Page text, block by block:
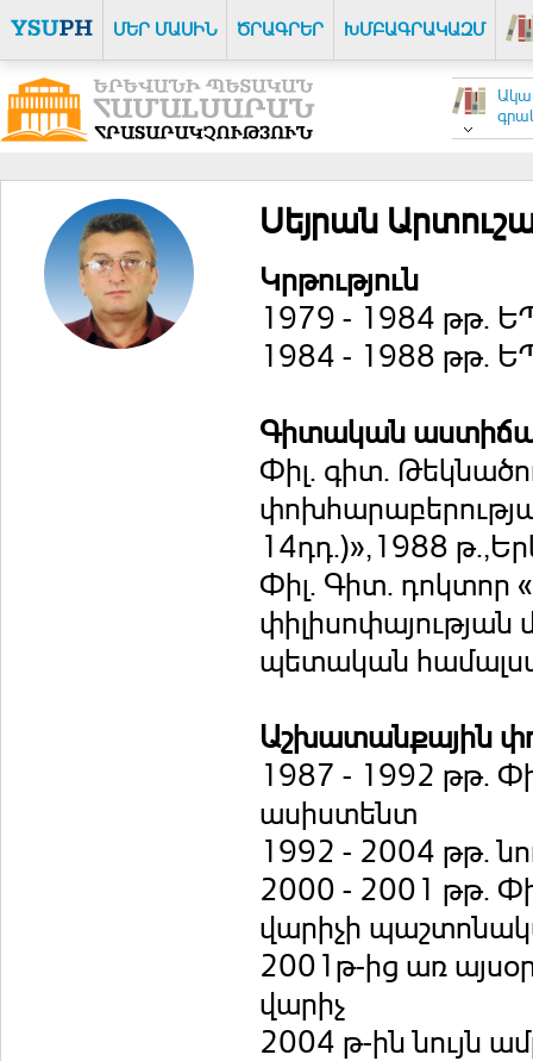
ՄԵՐ ՄԱՍԻՆ ԾՐԱԳՐԵՐ ԽՄԲԱԳՐԱԿԱԶՄ
Սեյրան
Կրթություն
1979 - 1984 թթ.
1984 - 1988 թթ.
Գիտական
Փիլ. գիտ.
14դդ.)»,1988
Փիլ. Գիտ. դոկտոր
պետական
Աշխատանքային
1987 - 1992 թթ.
ասիստենտ
1992 - 2004 թթ.
2000 - 2001 թթ.
վարիչի
2001թ-ից առ
վարիչ
2004 թ-ին նույն